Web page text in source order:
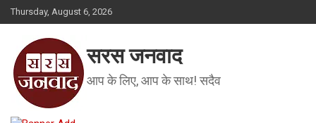
Skip
to
Thursday, August 6, 2026
सरस जनवाद
आप के लिए, आप के साथ! सदैव